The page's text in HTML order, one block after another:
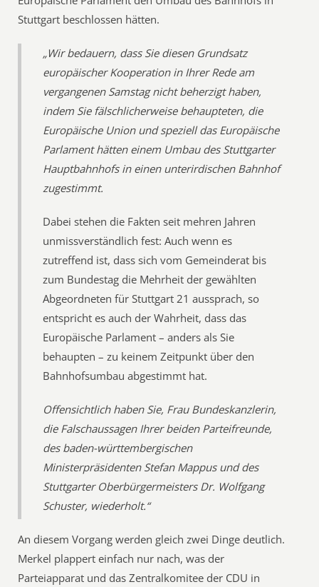
Stuttgart beschlossen hätten.
„Wir bedauern, dass Sie diesen Grundsatz
europäischer Kooperation in Ihrer Rede am
vergangenen Samstag nicht beherzigt haben,
indem Sie fälschlicherweise behaupteten, die
Europäische Union und speziell das Europäische
Parlament hätten einem Umbau des Stuttgarter
Hauptbahnhofs in einen unterirdischen Bahnhof
zugestimmt.
Dabei stehen die Fakten seit mehren Jahren
unmissverständlich fest: Auch wenn es
zutreffend ist, dass sich vom Gemeinderat bis
zum Bundestag die Mehrheit der gewählten
Abgeordneten für Stuttgart 21 aussprach, so
entspricht es auch der Wahrheit, dass das
Europäische Parlament – anders als Sie
behaupten – zu keinem Zeitpunkt über den
Bahnhofsumbau abgestimmt hat.
Offensichtlich haben Sie, Frau Bundeskanzlerin,
die Falschaussagen Ihrer beiden Parteifreunde,
des baden-württembergischen
Ministerpräsidenten Stefan Mappus und des
Stuttgarter Oberbürgermeisters Dr. Wolfgang
Schuster, wiederholt.“
An diesem Vorgang werden gleich zwei Dinge deutlich.
Merkel plappert einfach nur nach, was der
Parteiapparat und das Zentralkomitee der CDU in